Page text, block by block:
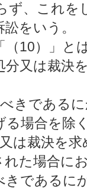
ず、これを
をいう。
10）」と
分又は裁決
きである
る場合を除
は裁決を
れた場合に
きであるに